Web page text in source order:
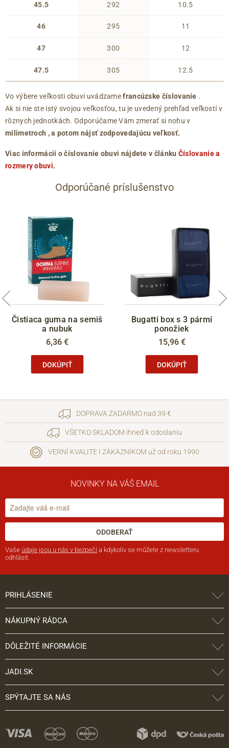
45.5
46
47
47.5
292
295
300
305
10.5
11
12
12.5
Vo výbere veľkosti obuvi uvádzamefrancúzske číslovanie .
Ak si nie ste istý svojou veľkosťou, tu je uvedený prehľad veľkostí v
rôznych jednotkách. Odporúčame Vám zmerať si nohu v
milimetroch , a potom nájsť zodpovedajúcu veľkosť.
Viac informácií o číslovanie obuvi nájdete v článku Číslovanie a
rozmery obuvi.
Odporúčané príslušenstvo
Čistiaca guma na semiš
a nubuk
6,36 €
DOKÚPIŤ
Bugatti box s 3 pármi
ponožiek
15,96 €
DOKÚPIŤ
DOPRAVA ZADARMO nad 39 €
VŠETKO SKLADOM ihneď k odoslaniu
VERNÍ KVALITE I ZÁKAZNÍKOM už od roku 1990
NOVINKY NA VÁŠ EMAIL
ODOBERAŤ
Vaše údaje jsou u nás v bezpečí a kdykoliv se můžete z newsletteru
odhlásit.
PRIHLÁSENIE
NÁKUPNÝ RÁDCA
DÔLEŽITÉ INFORMÁCIE
JADI.SK
SPÝTAJTE SA NÁS